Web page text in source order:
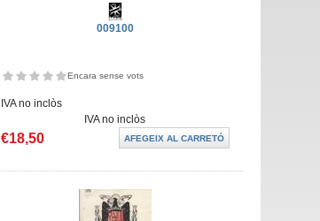
009100
Encara sense vots
IVA no inclòs
IVA no inclòs
€18,50